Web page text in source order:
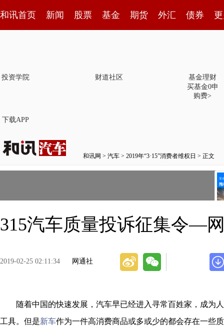
和讯首页 新闻 股票 基金 期货 外汇 债券
投资学院 财道社区
基金理财
买基金0申
购费>
下载APP
和讯网 > 汽车 > 2019年“3·15”消费者维权日 > 正文
315汽车质量投诉征集令—
2019-02-25 02:11:34 网通社
随着中国的快速发展，汽车早已经进入寻常百姓家，成为
工具。但是新车作为一件高消费商品或多或少的都会存在一些